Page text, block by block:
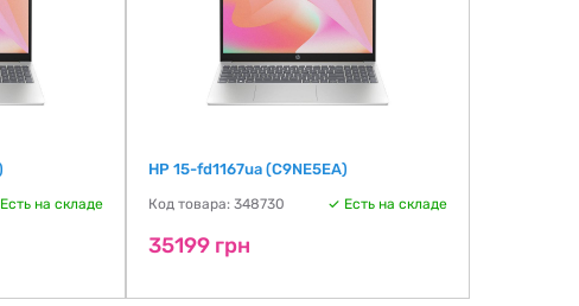
Есть на складе
HP 15-fd1167ua (C9NE5EA)
Код товара: 348730 Есть на складе
35199 грн